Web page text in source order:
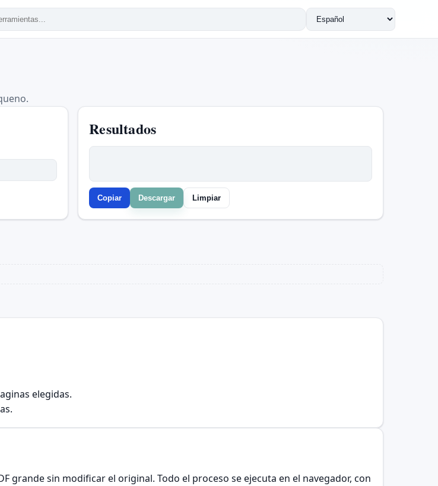
Cambiar
idioma
Resultados
Copiar Descargar Limpiar
elegidas.
grande sin modificar el original. Todo el proceso se ejecuta en el navegador, con